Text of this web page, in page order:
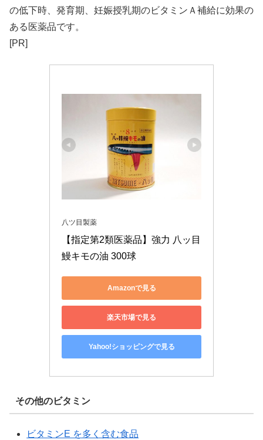
の低下時、発育期、妊娠授乳期のビタミンＡ補給に効果の
ある医薬品です。
[PR]
八ツ目製薬
【指定第2類医薬品】強力 八ッ目
鰻キモの油 300球
Amazonで見る
楽天市場で見る
Yahoo!ショッピングで見る
その他のビタミン
ビタミンE を多く含む食品